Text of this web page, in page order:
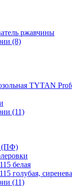
ржавчины
(8)
TYTAN
(11)
(ПФ)
белая
голубая,
(11)